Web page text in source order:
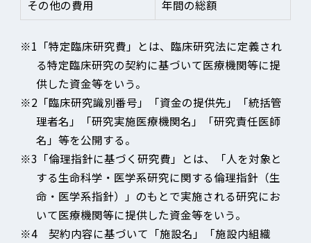
その他の費用
年間の総額
※1「特定臨床研究費」とは、臨床研究法に定義され
る特定臨床研究の契約に基づいて医療機関等に提
供した資金等をいう。
※2「臨床研究識別番号」「資金の提供先」「統括管
理者名」「研究実施医療機関名」「研究責任医師
名」等を公開する。
※3「倫理指針に基づく研究費」とは、「人を対象と
する生命科学・医学系研究に関する倫理指針（生
命・医学系指針）」のもとで実施される研究にお
いて医療機関等に提供した資金等をいう。
※4 契約内容に基づいて「施設名」「施設内組織